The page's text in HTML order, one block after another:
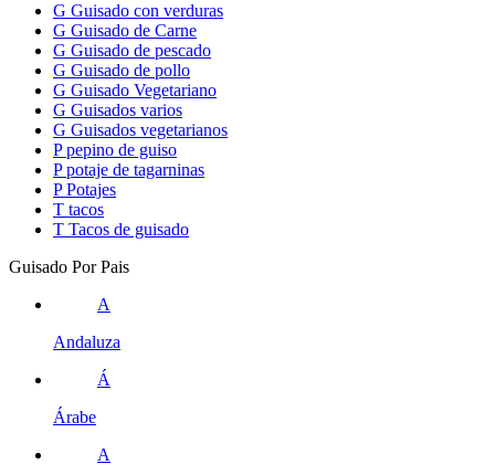
G Guisado con verduras
G Guisado de Carne
G Guisado de pescado
G Guisado de pollo
G Guisado Vegetariano
G Guisados varios
G Guisados vegetarianos
P pepino de guiso
P potaje de tagarninas
P Potajes
T tacos
T Tacos de guisado
Guisado Por Pais
A
Andaluza
Á
Árabe
A